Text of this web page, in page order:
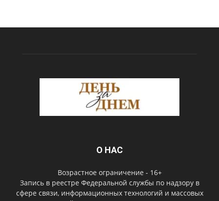
О НАС
Возрастное ограничение - 16+
Запись в реестре Федеральной службы по надзору в
сфере связи, информационных технологий и массовых